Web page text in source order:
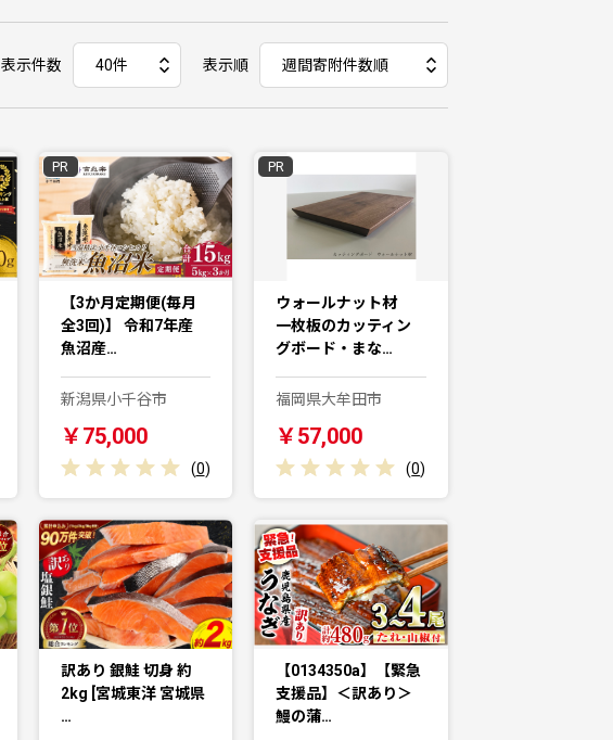
表示件数 表示順
PR
【3か月定期便(毎月
全3回)】 令和7年産
魚沼産…
新潟県小千谷市
￥75,000
(0)
PR
ウォールナット材
一枚板のカッティン
グボード・まな…
福岡県大牟田市
￥57,000
(0)
訳あり 銀鮭 切身 約
2kg [宮城東洋 宮城県
…
【0134350a】【緊急
支援品】＜訳あり＞
鰻の蒲…